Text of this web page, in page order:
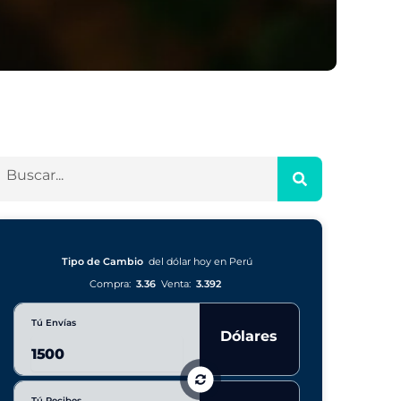
Tipo de Cambio del dólar hoy en Perú
Compra: 3.36 Venta: 3.392
Tú Envías
Dólares